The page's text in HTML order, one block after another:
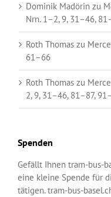
Dominik Madörin zu
Nrn. 1–2, 9, 31–46,
Roth Thomas zu
61–66
Roth Thomas zu
2, 9, 31–46, 81–87,
Spenden
Gefällt Ihnen tram-bus-
eine kleine Spende für
tätigen. tram-bus-